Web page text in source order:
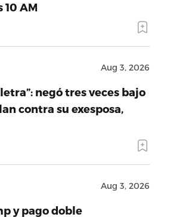
10 AM
Aug 3, 2026
negó tres veces bajo
contra su exesposa,
Aug 3, 2026
y pago doble